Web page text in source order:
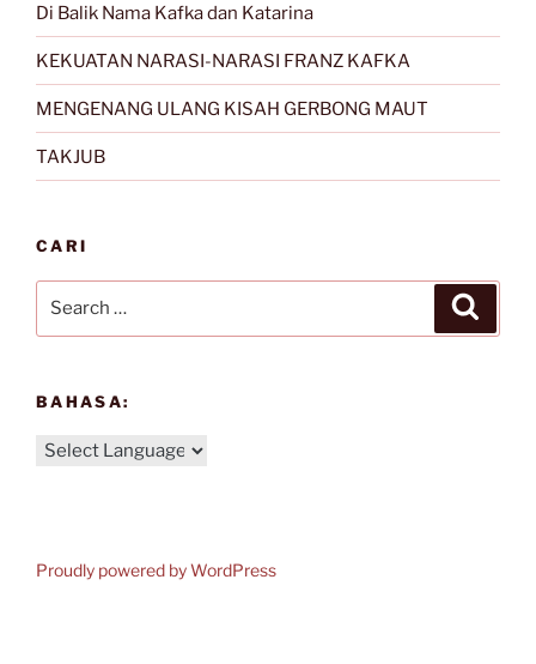
Di Balik Nama Kafka dan Katarina
KEKUATAN NARASI-NARASI FRANZ KAFKA
MENGENANG ULANG KISAH GERBONG MAUT
TAKJUB
CARI
BAHASA:
Proudly powered by WordPress